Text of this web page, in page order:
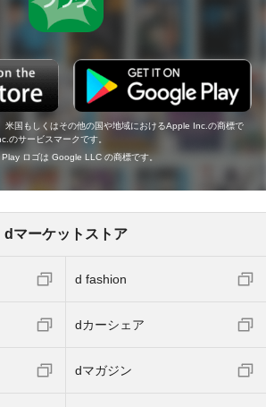
国もしくはその他の国や地域におけるApple Inc.の商標で
のサービスマークです。
ロゴは Google LLC の商標です。
dマーケットストア
d fashion
dカーシェア
dマガジン